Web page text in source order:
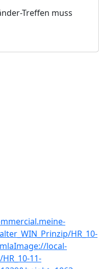
Treffen muss